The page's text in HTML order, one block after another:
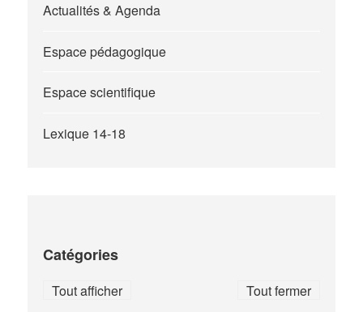
Actualités & Agenda
Espace pédagogique
Espace scientifique
Lexique 14-18
Catégories
Tout fermer
Tout afficher